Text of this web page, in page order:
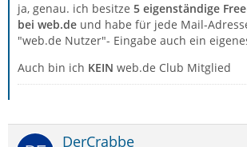
ja, genau. ich besitze 5 eigenständige
bei web.de und habe für jede Mail-
"web.de Nutzer"- Eingabe auch ein
Auch bin ich KEIN web.de Club Mitglied
DerCrabbe